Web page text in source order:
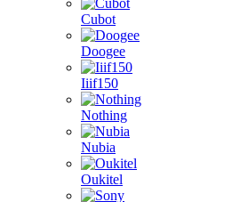
Cubot
Doogee
Iiif150
Nothing
Nubia
Oukitel